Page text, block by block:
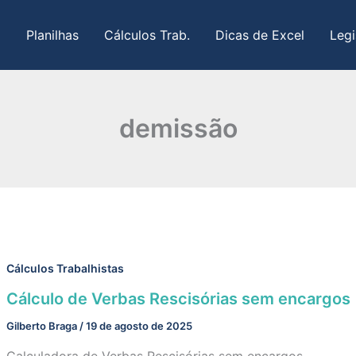
Planilhas Cálculos Trab. Dicas de Excel
demissão
Cálculos Trabalhistas
Cálculo de Verbas Rescisórias sem encargos
Gilberto Braga /19 de agosto de 2025